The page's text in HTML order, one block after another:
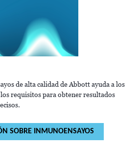
de alta calidad de Abbott ayuda a los
requisitos para obtener resultados
SOBRE INMUNOENSAYOS